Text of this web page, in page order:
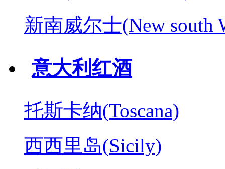
新南威尔士(New south
意大利红酒
托斯卡纳(Toscana)
西西里岛(Sicily)